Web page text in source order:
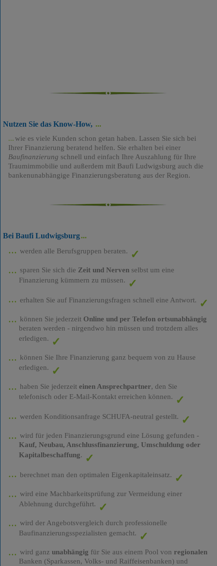
Nutzen Sie das Know-How,
wie es viele Kunden schon getan haben. Lassen Sie sich bei
Ihrer Finanzierung beratend helfen. Sie erhalten bei einer
Baufinanzierung schnell und einfach Ihre Auszahlung für Ihre
Traumimmobilie und außerdem mit Baufi Ludwigsburg auch die
bankenunabhängige Finanzierungsberatung aus der Region.
Bei Baufi Ludwigsburg
werden alle Berufsgruppen beraten.
sparen Sie sich die Zeit und Nervenselbst um eine
Finanzierung kümmern zu müssen.
erhalten Sie auf Finanzierungsfragen schnell eine Antwort.
können Sie jederzeit Online und per Telefon ortsunabhängig
beraten werden - nirgendwo hin müssen und trotzdem alles
erledigen.
können Sie Ihre Finanzierung ganz bequem von zu Hause
erledigen.
haben Sie jederzeit einen Ansprechpartner, den Sie
telefonisch oder E-Mail-Kontakt erreichen können.
werden Konditionsanfrage SCHUFA-neutral gestellt.
wird für jeden Finanzierungsgrund eine Lösung gefunden -
Kauf, Neubau, Anschlussfinanzierung, Umschuldung oder
Kapitalbeschaffung.
berechnet man den optimalen Eigenkapitaleinsatz.
wird eine Machbarkeitsprüfung zur Vermeidung einer
Ablehnung durchgeführt.
wird der Angebotsvergleich durch professionelle
Baufinanzierungsspezialisten gemacht.
wird ganz unabhängig für Sie aus einem Pool von regionalen
Banken (Sparkassen, Volks- und Raiffeisenbanken) und